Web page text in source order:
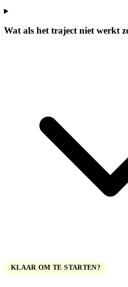
Wat als het traject niet werkt
KLAAR OM TE STARTEN?